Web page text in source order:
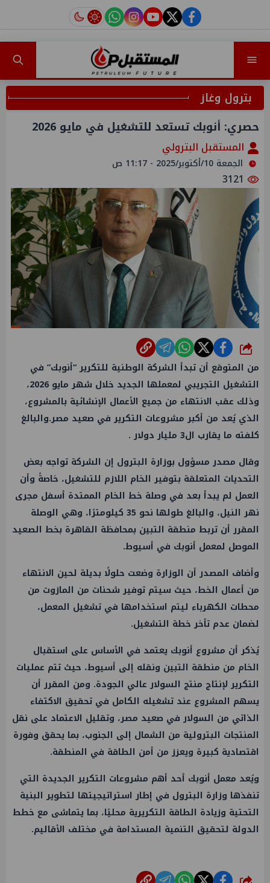
facebook
twitter
youtube
instagram
tiktok
بترول وغاز
حصري: أنوبك تستعد للتشغيل في مايو 2026
المستقبل البترولي
الجمعة 10/أكتوبر/2025 - 11:17 ص
شارك
من المتوقع أن تبدأ الشركة الوطنية للتكرير “أنوبك” في
التشغيل التجريبي لمعملها الجديد خلال شهر مايو 2026،
وذلك عقب الانتهاء من جميع الأعمال الإنشائية بالمشروع،
الذي يُعد من أكبر مشروعات التكرير في صعيد مصر.والبالغ
كلفته ما يقارب ال3 مليار دولار .
وقال مصدر مسؤول بوزارة البترول إن الشركة تواجه بعض
التحديات المتعلقة بتوفير الخام اللازم للتشغيل، خاصةً وأن
العمل لم يبدأ بعد في وصلة خط الخام الممتدة أسفل مجرى
نهر النيل، والبالغ طولها نحو 35 كيلومترًا، وهي الوصلة
المقرر أن تربط منطقة التبين بمحافظة القاهرة بخط الصعيد
الموصل لمعمل أنوبك في أسيوط.
وأضاف المصدر أن الوزارة وضعت حلولًا بديلة لحين الانتهاء
من أعمال الخط، حيث سيتم توفير شحنات من المازوت من
محطات الكهرباء ليتم استخدامها في تشغيل المعمل،
لضمان عدم تأخر خطة التشغيل.
يُذكر أن مشروع أنوبك يعتمد في الأساس على استقبال
الخام من منطقة التبين ونقله إلى أسيوط، حيث تتم عمليات
التكرير لإنتاج منتج السولار عالي الجودة. ومن المقرر أن
يسهم المشروع عند تشغيله الكامل في تحقيق الاكتفاء
الذاتي من السولار في صعيد مصر، وتقليل الاعتماد على نقل
المنتجات البترولية من الشمال إلى الجنوب، بما يحقق وفورة
اقتصادية كبيرة ويعزز من أمن الطاقة في المنطقة.
ويُعد معمل أنوبك أحد أهم مشروعات التكرير الجديدة التي
تنفذها وزارة البترول في إطار استراتيجيتها لتطوير البنية
التحتية وزيادة الطاقة التكريرية محليًا، بما يتماشى مع خطط
الدولة لتحقيق التنمية المستدامة في مختلف الأقاليم.